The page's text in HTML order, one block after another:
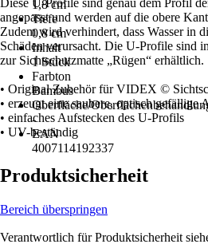
1,8 cm
Tiefe
0,8 cm
Inhalt
1 Stück
Farbton
Bambus
Oberfläche/
-
EAN
4007114192337
Diese U-Profile sind genau dem Profil
angepasst und werden auf die obere
Zudem wird verhindert, dass Wasser in
Schäden verursacht. Die U-Profile sind
zur Sichtschutzmatte „Rügen“ erhältlich.
• Original Zubehör für VIDEX ©
• erzeugt eine saubere, optisch gefällige
• einfaches Aufstecken des U-Profils
• UV-beständig
Produktsicherheit
Bereich überspringen
Verantwortlich für Produktsicherheit